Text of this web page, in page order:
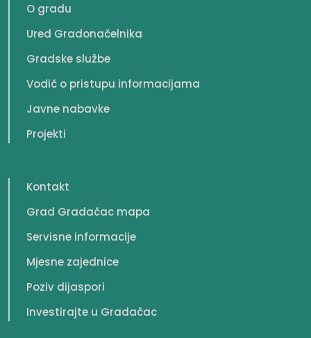
O gradu
Ured Gradonačelnika
Gradske službe
Vodič o pristupu informacijama
Javne nabavke
Projekti
Kontakt
Grad Gradačac mapa
Servisne informacije
Mjesne zajednice
Poziv dijaspori
Investirajte u Gradačac